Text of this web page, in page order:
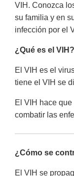
VIH. Conozca
su familia y en
infección por el
¿Qué es el VIH?
El VIH es el
tiene el VIH se
El VIH hace
combatir las
¿Cómo se
El VIH se